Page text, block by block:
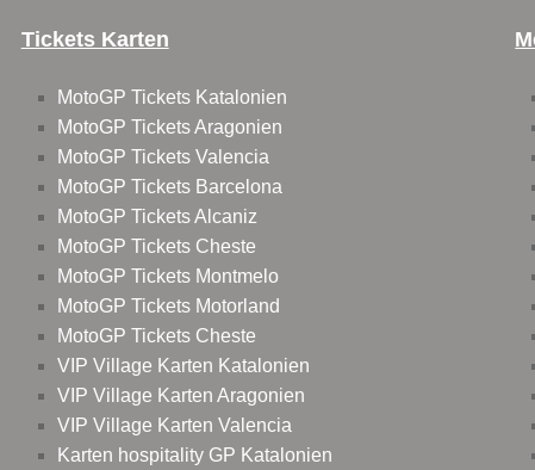
Tickets Karten
MotoGP Tickets Katalonien
MotoGP Tickets Aragonien
MotoGP Tickets Valencia
MotoGP Tickets Barcelona
MotoGP Tickets Alcaniz
MotoGP Tickets Cheste
MotoGP Tickets Montmelo
MotoGP Tickets Motorland
MotoGP Tickets Cheste
VIP Village Karten Katalonien
VIP Village Karten Aragonien
VIP Village Karten Valencia
Karten hospitality GP Katalonien